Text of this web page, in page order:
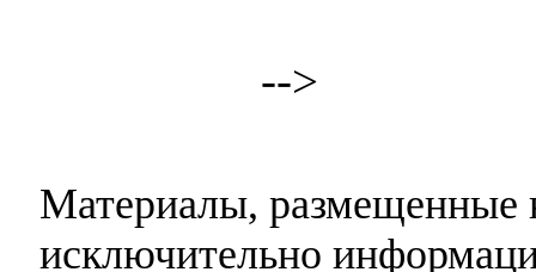
-->
Материалы, размещенные
исключительно